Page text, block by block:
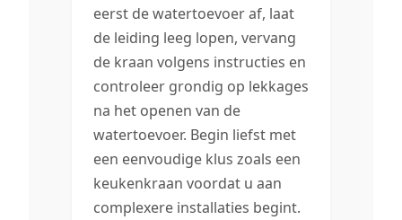
eerst de watertoevoer af, laat
de leiding leeg lopen, vervang
de kraan volgens instructies en
controleer grondig op lekkages
na het openen van de
watertoevoer. Begin liefst met
een eenvoudige klus zoals een
keukenkraan voordat u aan
complexere installaties begint.